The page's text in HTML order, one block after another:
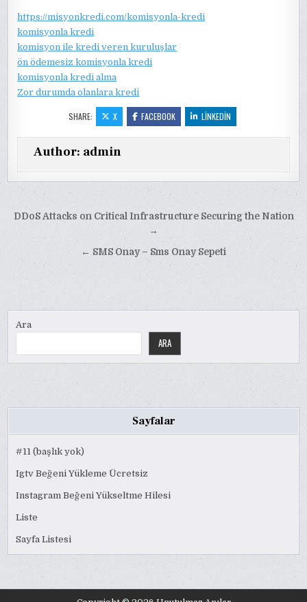
https://misyonkredi.com/komisyonla-kredi
komisyonla kredi
komisyon ile kredi veren kuruluşlar
ön ödemesiz komisyonla kredi
komisyonla kredi alma
Zor durumda olanlara kredi
SHARE: X FACEBOOK LINKEDIN
Author: admin
Yazı
DDoS Attacks on Critical Infrastructure Securing the Nation
→
← SMS Onay – Sms Onay Sepeti
Ara
ARA
Sayfalar
#11 (başlık yok)
Igtv Beğeni Yükleme Ücretsiz
Instagram Beğeni Yükseltme Hilesi
Liste
Sayfa Listesi